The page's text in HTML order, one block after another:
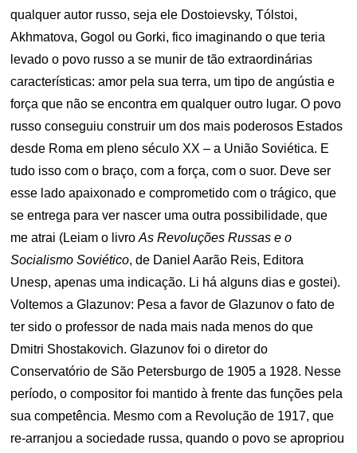
qualquer autor russo, seja ele Dostoievsky, Tólstoi,
Akhmatova, Gogol ou Gorki, fico imaginando o que teria
levado o povo russo a se munir de tão extraordinárias
características: amor pela sua terra, um tipo de angústia e
força que não se encontra em qualquer outro lugar. O povo
russo conseguiu construir um dos mais poderosos Estados
desde Roma em pleno século XX – a União Soviética. E
tudo isso com o braço, com a força, com o suor. Deve ser
esse lado apaixonado e comprometido com o trágico, que
se entrega para ver nascer uma outra possibilidade, que
me atrai (Leiam o livroAs Revoluções Russas e o
Socialismo Soviético, de Daniel Aarão Reis, Editora
Unesp, apenas uma indicação. Li há alguns dias e gostei).
Voltemos a Glazunov: Pesa a favor de Glazunov o fato de
ter sido o professor de nada mais nada menos do que
Dmitri Shostakovich. Glazunov foi o diretor do
Conservatório de São Petersburgo de 1905 a 1928. Nesse
período, o compositor foi mantido à frente das funções pela
sua competência. Mesmo com a Revolução de 1917, que
re-arranjou a sociedade russa, quando o povo se apropriou